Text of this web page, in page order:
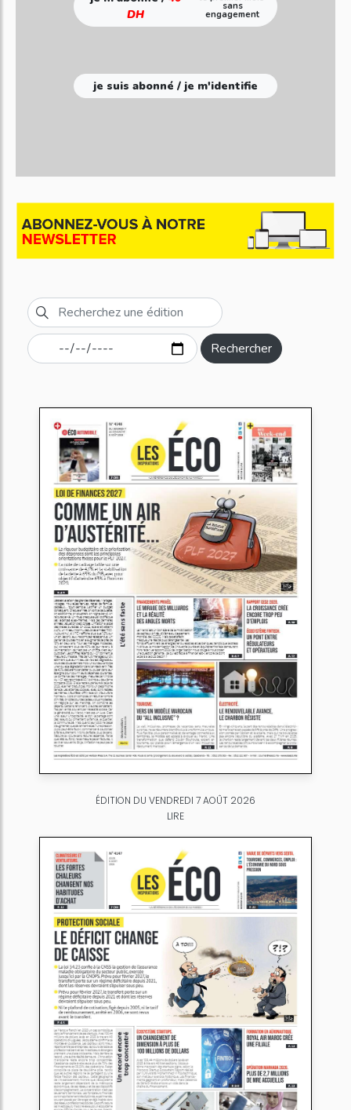
DH
sans
engagement
je suis abonné / je m'identifie
Rechercher
ÉDITION DU VENDREDI 7 AOÛT 2026
LIRE